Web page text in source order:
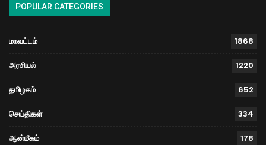
POPULAR CATEGORIES
மாவட்டம் 1868
அரசியல் 1220
தமிழகம் 652
செய்திகள் 334
ஆன்மீகம் 178